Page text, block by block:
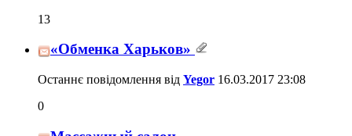
13
«Обменка Харьков»
Останнє повідомлення від Yegor 16.03.2017 23:08
0